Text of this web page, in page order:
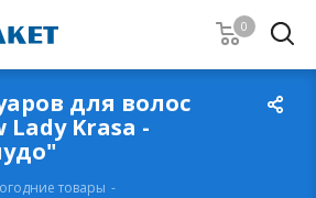
0
для волос
Lady Krasa -
товары -